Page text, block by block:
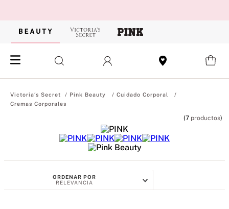
Pink Beauty
Cuidado Corporal
Cremas Corporales
7 productos
ORDENAR POR
RELEVANCIA